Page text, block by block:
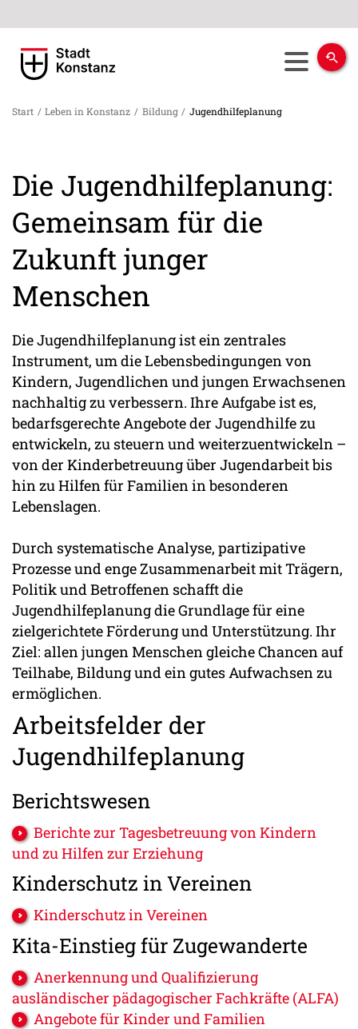
Start / Leben in Konstanz / Bildung / Jugendhilfeplanung
Die Jugendhilfeplanung:
Gemeinsam für die
Zukunft junger
Menschen
Die Jugendhilfeplanung ist ein zentrales
Instrument, um die Lebensbedingungen von
Kindern, Jugendlichen und jungen Erwachsenen
nachhaltig zu verbessern. Ihre Aufgabe ist es,
bedarfsgerechte Angebote der Jugendhilfe zu
entwickeln, zu steuern und weiterzuentwickeln –
von der Kinderbetreuung über Jugendarbeit bis
hin zu Hilfen für Familien in besonderen
Lebenslagen.
Durch systematische Analyse, partizipative
Prozesse und enge Zusammenarbeit mit Trägern,
Politik und Betroffenen schafft die
Jugendhilfeplanung die Grundlage für eine
zielgerichtete Förderung und Unterstützung. Ihr
Ziel: allen jungen Menschen gleiche Chancen auf
Teilhabe, Bildung und ein gutes Aufwachsen zu
ermöglichen.
Arbeitsfelder der
Jugendhilfeplanung
Berichtswesen
Berichte zur Tagesbetreuung von Kindern
und zu Hilfen zur Erziehung
Kinderschutz in Vereinen
Kinderschutz in Vereinen
Kita-Einstieg für Zugewanderte
Anerkennung und Qualifizierung
ausländischer pädagogischer Fachkräfte (ALFA)
Angebote für Kinder und Familien